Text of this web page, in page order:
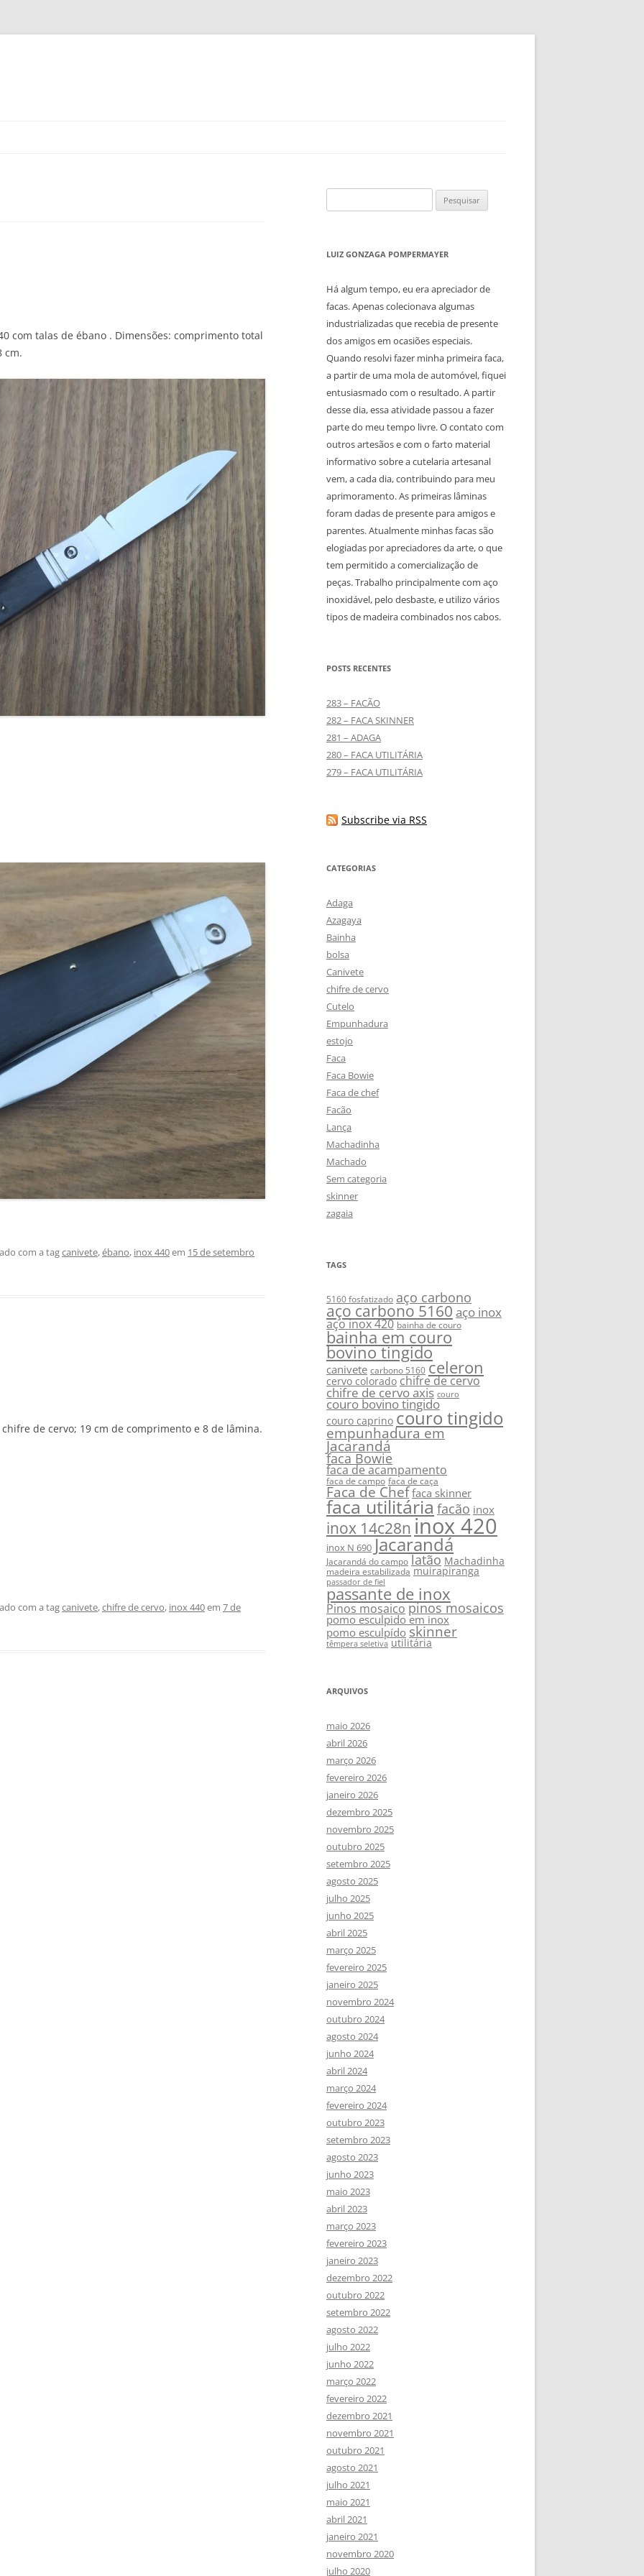
com talas de ébano . Dimensões: comprimento total
cm.
com a tagcanivete,ébano, inox 440em 15 de setembro
de cervo; 19 cm de comprimento e 8 de lâmina.
com a tagcanivete,chifre de cervo, inox 440em 7 de
por:
LUIZ GONZAGA POMPERMAYER
Há algum tempo, eu era apreciador de
facas. Apenas colecionava algumas
industrializadas que recebia de presente
dos amigos em ocasiões especiais.
Quando resolvi fazer minha primeira faca,
a partir de uma mola de automóvel, fiquei
entusiasmado com o resultado. A partir
desse dia, essa atividade passou a fazer
parte do meu tempo livre. O contato com
outros artesãos e com o farto material
informativo sobre a cutelaria artesanal
vem, a cada dia, contribuindo para meu
aprimoramento. As primeiras lâminas
foram dadas de presente para amigos e
parentes. Atualmente minhas facas são
elogiadas por apreciadores da arte, o que
tem permitido a comercialização de
peças. Trabalho principalmente com aço
inoxidável, pelo desbaste, e utilizo vários
tipos de madeira combinados nos cabos.
POSTS RECENTES
283 – FACÃO
282 – FACA SKINNER
281 – ADAGA
280 – FACA UTILITÁRIA
279 – FACA UTILITÁRIA
Subscribe via RSS
CATEGORIAS
Adaga
Azagaya
Bainha
bolsa
Canivete
chifre de cervo
Cutelo
Empunhadura
estojo
Faca
Faca Bowie
Faca de chef
Facão
Lança
Machadinha
Machado
Sem categoria
skinner
zagaia
TAGS
5160 fosfatizado aço carbono
aço carbono 5160 aço inox
aço inox 420 bainha de couro
bainha em couro
bovino tingido
canivete carbono 5160 celeron
cervo colorado chifre de cervo
chifre de cervo axis couro
couro bovino tingido
couro caprino couro tingido
empunhadura em
Jacarandá
faca Bowie
faca de acampamento
faca de campo faca de caça
Faca de Chef faca skinner
faca utilitáriafacão inox
inox 14c28ninox 420
inox N 690 Jacarandá
Jacarandá do campo latão Machadinha
madeira estabilizada muirapiranga
passador de fiel
passante de inox
Pinos mosaico pinos mosaicos
pomo esculpido em inox
pomo esculpído skinner
têmpera seletiva utilitária
ARQUIVOS
maio 2026
abril 2026
março 2026
fevereiro 2026
janeiro 2026
dezembro 2025
novembro 2025
outubro 2025
setembro 2025
agosto 2025
julho 2025
junho 2025
abril 2025
março 2025
fevereiro 2025
janeiro 2025
novembro 2024
outubro 2024
agosto 2024
junho 2024
abril 2024
março 2024
fevereiro 2024
outubro 2023
setembro 2023
agosto 2023
junho 2023
maio 2023
abril 2023
março 2023
fevereiro 2023
janeiro 2023
dezembro 2022
outubro 2022
setembro 2022
agosto 2022
julho 2022
junho 2022
março 2022
fevereiro 2022
dezembro 2021
novembro 2021
outubro 2021
agosto 2021
julho 2021
maio 2021
abril 2021
janeiro 2021
novembro 2020
julho 2020